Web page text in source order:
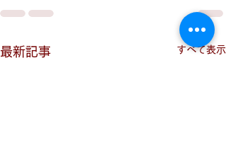
最新記事 すべて表示